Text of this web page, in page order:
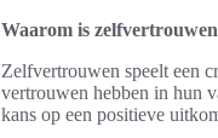
Waarom is
Zelfvertrouwen speelt een
vertrouwen hebben in hun
kans op een positieve